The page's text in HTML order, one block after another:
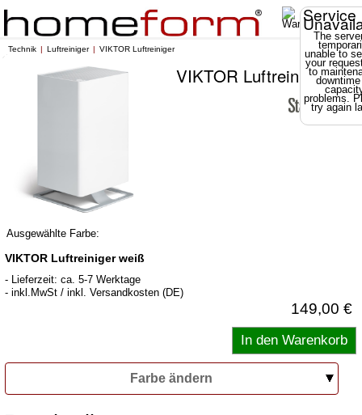
Service
The
unable to
your
to
problems.
try again
Technik Luftreiniger VIKTOR Luftreiniger
VIKTOR Luftreiniger
Ausgewählte Farbe:
VIKTOR Luftreiniger weiß
- Lieferzeit: ca. 5-7 Werktage
- inkl.MwSt / inkl. Versandkosten (DE)
149,00 €
Farbe ändern